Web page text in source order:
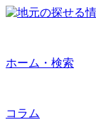
ホーム・検索
コラム